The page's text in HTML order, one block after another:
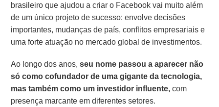
brasileiro que ajudou a criar o Facebook vai muito além
de um único projeto de sucesso: envolve decisões
importantes, mudanças de país, conflitos empresariais e
uma forte atuação no mercado global de investimentos.
Ao longo dos anos,seu nome passou a aparecer não
só como cofundador de uma gigante da tecnologia,
mas também como um investidor influente,com
presença marcante em diferentes setores.